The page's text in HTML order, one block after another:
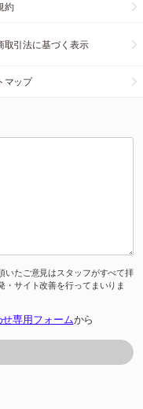
約
取引法に基づく表示
マップ
いたご意見はスタッフがすべて拝
・サイト改善を行ってまいりま
専用フォームから